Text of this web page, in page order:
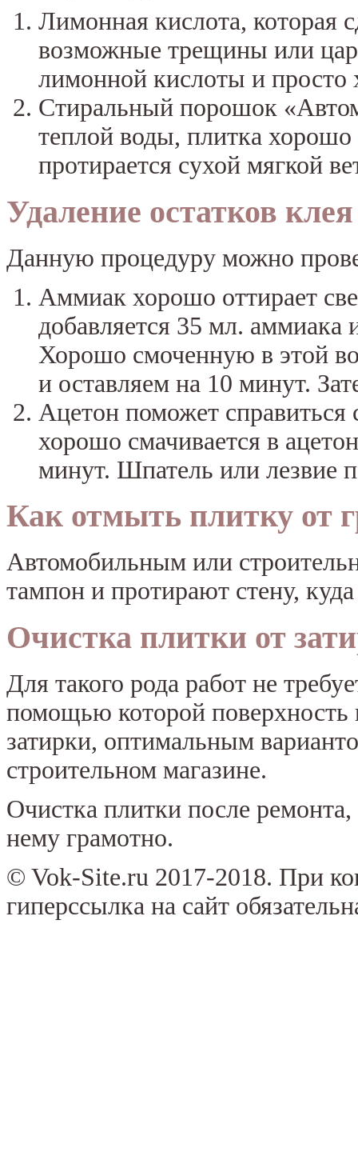
Лимонная кислота, которая
возможные трещины или
лимонной кислоты и
Стиральный порошок
теплой воды, плитка
протирается сухой мягкой
Удаление остатков клея
Данную процедуру можно
Аммиак хорошо оттирает
добавляется 35 мл. аммиака
Хорошо смоченную в этой
и оставляем на 10 минут.
Ацетон поможет справиться
хорошо смачивается в
минут. Шпатель или лезвие
Как отмыть плитку от
Автомобильным или
тампон и протирают стену,
Очистка плитки от
Для такого рода работ не
помощью которой
затирки, оптимальным
строительном магазине.
Очистка плитки после
нему грамотно.
© Vok-Site.ru 2017-2018. При
гиперссылка на сайт